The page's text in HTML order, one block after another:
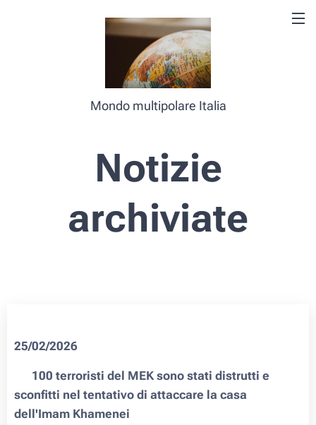
Mondo multipolare Italia
Notizie
archiviate
25/02/2026
❗️ 100 terroristi del MEK sono stati distrutti e
sconfitti nel tentativo di attaccare la casa
dell'Imam Khamenei